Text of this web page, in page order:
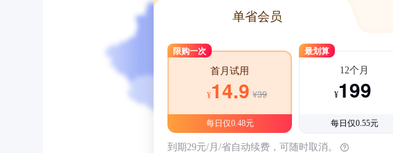
单省会员
限购一次
首月试用
¥14.9 ¥39
每日仅0.48元
最划算
12个月
¥199
每日仅0.55元
到期29元/月/省自动续费，可随时取消。